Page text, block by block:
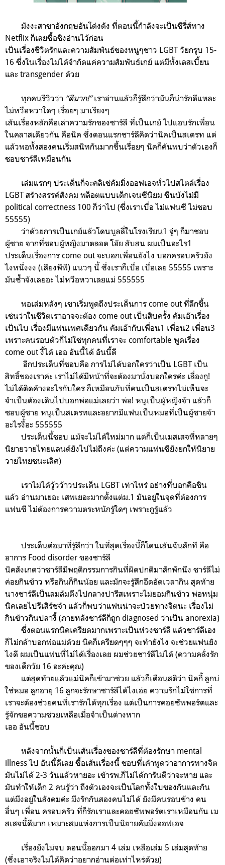
มังงะสาขาอังกฤษอันโด่งดัง ที่ตอนนี้กำลังจะเป็นซีรี่ส์ทาง
Netflix ก็เลยซื้อชิงอ่านไว้ก่อน
เป็นเรื่องชีวิตรักและความสัมพันธ์ของหนูๆชาว LGBT วัยกรุบ 15-
16 ซึ่งในเรื่องไม่ได้จำกัดแค่ความสัมพันธ์เกย์ แต่มีทั้งเลสเบี้ยน
และ transgender ด้วย
ทุกคนรีวิวว่า “ดีมาก!”เราอ่านแล้วก็รู้สึกว่ามันก็น่ารักดีแหละ
ไม่หวือหวาใดๆ เรื่อยๆ มาเรียงๆ
เส้นเรื่องหลักคือเล่าความรักของชาร์ลี ที่เป็นเกย์ ไปแอบรักเพื่อน
ในคลาสเดียวกัน คือนิค ซึ่งตอนแรกชาร์ลีคิดว่านิคเป็นสเตรท แต่
แล้วพอทั้งสองคนเริ่มสนิทกันมากขึ้นเรื่อยๆ นิคก็ค้นพบว่าตัวเองก็
ชอบชาร์ลีเหมือนกัน
เล่มแรกๆ ประเด็นก็จะคลิเช่คัมมิ่งออฟเอจทั่วไปสไตล์เรื่อง
LGBT สร้างสรรค์สังคม พล็อตแบบเด็กเจนซีนิยม ซีนบ้งไม่มี
political correctness 100 ก็ว่าไป (ซึ่งเราเบื่อ ไม่แฟนซี ไม่ชอบ
55555)
ว่าด้วยการเป็นเกย์แล้วโดนบูลลี่ในโรงเรียน1 จู่ๆ ก็มาชอบ
ผู้ชาย จากที่ชอบผู้หญิงมาตลอด โอ๊ย สับสน ผมเป็นอะไร1
ประเด็นเรื่องการ come out จะบอกเพื่อนยังไง บอกครอบครัวยัง
ไงหนึ่งงง (เสียงพีพี) แนวๆ นี้ ซึ่งเราก็เบื่อ เบื่อเลย 55555 เพราะ
มันซ้ำจังเลยอะ ไม่หวือหวาเลยแม่ 555555
พอเล่มหลังๆ เขาเริ่มพูดถึงประเด็นการ come out ที่ลึกขึ้น
เช่นว่าในชีวิตเราอาจจะต้อง come out เป็นสิบครั้ง คัมเอ๊าเรื่อง
เป็นไบ เรื่องมีแฟนเพศเดียวกัน คัมเอ๊ากับเพื่อน1 เพื่อน2 เพื่อน3
เพราะคนรอบตัวก็ไม่ใช่ทุกคนที่เราจะ comfortable พูดเรื่อง
come out งี้ได้ เออ อันนี้ได้ อันนี้ดี
อีกประเด็นที่ชอบคือ การไม่ได้บอกใครว่าเป็น LGBT เป็น
สิทธิ์ของเราค่ะ เราไม่ได้มีหน้าที่จะต้องมานั่งบอกใครค่ะ เลื่องกู!
ไม่ได้ติดค้างอะไรกับใคร ก็เหมือนกับที่คนเป็นสเตรทไม่เห็นจะ
จำเป็นต้องเดินไปบอกพ่อแม่เลยว่า พ่อ! หนูเป็นผู้หญิงจ้า แล้วก็
ชอบผู้ชาย หนูเป็นสเตรทและอยากมีแฟนเป็นหมอที่เป็นผู้ชายจ้า
อะไรงี้อะ 555555
ประเด็นนี้ชอบ แม้จะไม่ได้ใหม่มาก แต่ก็เป็นเมสเสจที่หลายๆ
นิยายวายไทยแลนด์ยังไปไม่ถึงค่ะ (แต่ความแฟนซียังยกให้นิยาย
วายไทยชนะเลิศ)
เราไม่ได้วู้วว้าวประเด็น LGBT เท่าไหร่ อย่างที่บอกคือชิน
แล้ว อ่านมาเยอะ เสพเยอะมากตั้งแต่ม.1 มันอยู่ในจุดที่ต้องการ
แฟนซี ไม่ต้องการความตระหนักรู้ใดๆ เพราะกูรู้แล้ว
ประเด็นต่อมาที่รู้สึกว่า ในที่สุดเรื่องนี้ก็โดนเส้นฉันสักที คือ
อาการ Food disorder ของชาร์ลี
นิคสังเกตว่าชาร์ลีมีพฤติกรรมการกินที่ผิดปกติมาสักพักนึง ชาร์ลีไม่
ค่อยกินข้าว หรือกินก็กินน้อย และมักจะรู้สึกอึดอัดเวลากิน สุดท้าย
นางชาร์ลีเป็นลมล้มตึงไปกลางปารีสเพราะไม่ยอมกินข้าว พ่อหนุ่ม
นิคเลยไปรีเสิร์ชจ้า แล้วก็พบว่าแฟนน่าจะป่วยทางจิตนะ เรื่องไม่
กินข้าวกินปลางี้ (ภายหลังชาร์ลีก็ถูก diagnosed ว่าเป็น anorexia)
ซึ่งตอนแรกนิคเครียดมากเพราะเป็นห่วงชาร์ลี แล้วชาร์ลีเอง
ก็ไม่กล้าบอกพ่อแม่ด้วย นิคก็เครียดๆๆๆ จะทำยังไง จะช่วยแฟนยัง
ไงดี ผมเป็นแฟนที่ไม่ได้เรื่องเลย ผมช่วยชาร์ลีไม่ได้ (ความคลั่งรัก
ของเด็กวัย 16 อะค่ะคุณ)
แต่สุดท้ายแล้วแม่นิคก็เข้ามาช่วย แล้วก็เตือนสติว่า นิคกี้ ลูกบ่
ใช่หมอ ลูกอายุ 16 ลูกจะรักษาชาร์ลีได้ไงเอ่ย ความรักไม่ใช่การที่
เราจะต้องช่วยคนที่เรารักได้ทุกเรื่อง แต่เป็นการคอยซัพพอร์ตและ
รู้จักขอความช่วยเหลือเมื่อจำเป็นต่างหาก
เออ อันนี้ชอบ
หลังจากนั้นก็เป็นเส้นเรื่องของชาร์ลีที่ต้องรักษา mental
illness ไป อันนี้ดีเลย ซื้อเส้นเรื่องนี้ ชอบที่เค้าพูดว่าอาการทางจิต
มันไม่ได้ 2-3 วันแล้วหายอะ เข้ารพ.ก็ไม่ได้การันตีว่าจะหาย และ
มันทำให้เด็ก 2 คนรู้ว่า ถึงตัวเองจะเป็นโลกทั้งใบของกันและกัน
แต่มึงอยู่ในสังคมค่ะ มึงรักกันสองคนไม่ได้ ยังมีคนรอบข้าง คน
อื่นๆ เพื่อน ครอบครัว ที่ก็รักเราและคอยซัพพอร์ตเราเหมือนกัน เม
สเสจนี้ดีมาก เหมาะสมแห่งการเป็นนิยายคัมมิ่งออฟเอจ
เรื่องยังไม่จบ ตอนนี้ออกมา 4 เล่ม เหลือเล่ม 5 เล่มสุดท้าย
(ซึ่งเอาจริงไม่ได้คิดว่าอยากอ่านต่อเท่าไหร่ด้วย)